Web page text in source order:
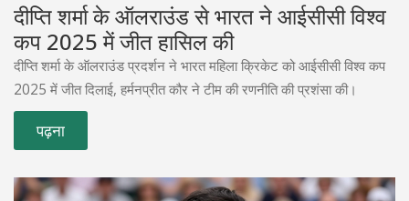
दीप्ति शर्मा के ऑलराउंड से भारत ने आईसीसी विश्व
कप 2025 में जीत हासिल की
दीप्ति शर्मा के ऑलराउंड प्रदर्शन ने भारत महिला क्रिकेट को आईसीसी विश्व कप
2025 में जीत दिलाई, हर्मनप्रीत कौर ने टीम की रणनीति की प्रशंसा की।
पढ़ना